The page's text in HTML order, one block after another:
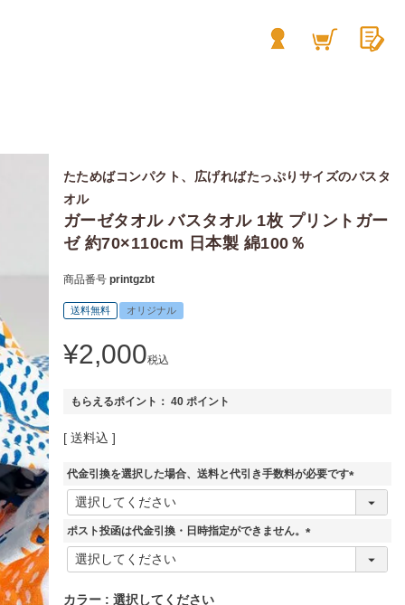
たためばコンパクト、広げればたっぷりサイズのバスタ
オル
ガーゼタオル バスタオル 1枚 プリントガー
ゼ 約70×110cm 日本製 綿100％
商品番号 printgzbt
送料無料 オリジナル
¥2,000税込
もらえるポイント： 40 ポイント
送料込
代金引換を選択した場合、送料と代引き手数料が必要です
(
ポスト投函は代金引換・日時指定ができません。
(
カラー 選択してください